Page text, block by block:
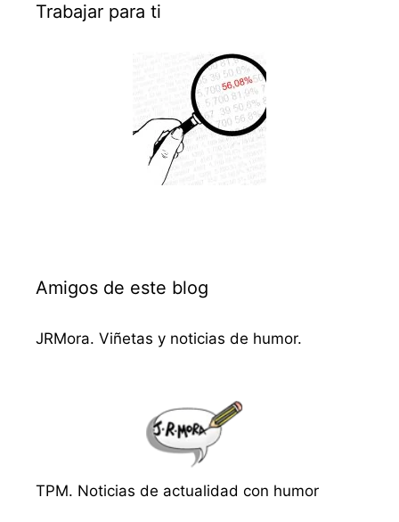
Trabajar para ti
Amigos de este blog
JRMora. Viñetas y noticias de humor.
TPM. Noticias de actualidad con humor